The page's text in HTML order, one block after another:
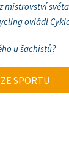
mistrovství světa
ovládl
u šachistů?
SPORTU